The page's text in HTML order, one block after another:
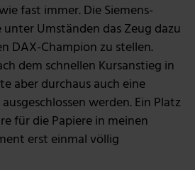
fast immer. Die Siemens-
Umständen das Zeug dazu
DAX-Champion zu stellen.
dem schnellen Kursanstieg in
aber durchaus auch eine
werden. Ein Platz
für die Papiere in meinen
erst einmal völlig